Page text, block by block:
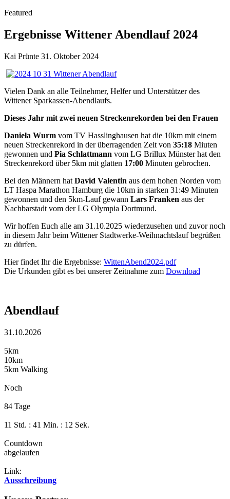
Featured
Ergebnisse Wittener Abendlauf 2024
Kai Prünte 31. Oktober 2024
Vielen Dank an alle Teilnehmer, Helfer und Unterstützer des
Wittener Sparkassen-Abendlaufs.
Dieses Jahr mit zwei neuen Streckenrekorden bei den Frauen
Daniela Wurm vom TV Hasslinghausen hat die 10km mit einem
neuen Streckenrekord in der überragenden Zeit von 35:18 Miuten
gewonnen und Pia Schlattmann vom LG Brillux Münster hat den
Streckenrekord über 5km mit glatten 17:00 Minuten gebrochen.
Bei den Männern hat David Valentin aus dem hohen Norden vom
LT Haspa Marathon Hamburg die 10km in starken 31:49 Minuten
gewonnen und den 5km-Lauf gewann Lars Franken aus der
Nachbarstadt vom derLG Olympia Dortmund.
Wir hoffen Euch alle am 31.10.2025 wiederzusehen und zuvor noch
in diesem Jahr beim Wittener Stadtwerke-Weihnachtslauf begrüßen
zu dürfen.
Hier findet Ihr die Ergebnisse: WittenAbend2024.pdf
Die Urkunden gibt es bei unserer Zeitnahme zum Download
Abendlauf
31.10.2026
5km
10km
5km Walking
Noch
84 Tage
11 Std. : 41 Min. : 12 Sek.
Countdown
abgelaufen
Link:
Ausschreibung